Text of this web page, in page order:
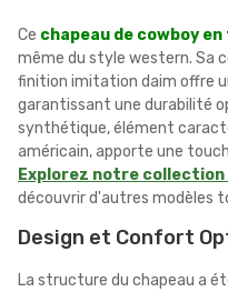
Ce chapeau de cowboy
même du style western. Sa
finition imitation daim offre
garantissant une durabilité
synthétique, élément
américain, apporte une
Explorez notre collection
découvrir d'autres modèles
Design et Confort
La structure du chapeau a